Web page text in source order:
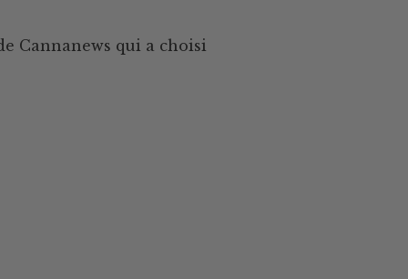
Cannanews qui a choisi